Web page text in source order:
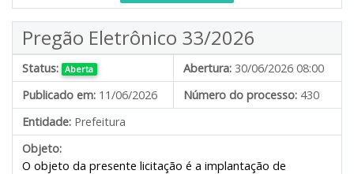
Pregão Eletrônico 33/2026
Status: Aberta Abertura: 30/06/2026 08:00
Publicado em: 11/06/2026 Número do processo: 430
Entidade: Prefeitura
Objeto:
O objeto da presente licitação é a implantação de